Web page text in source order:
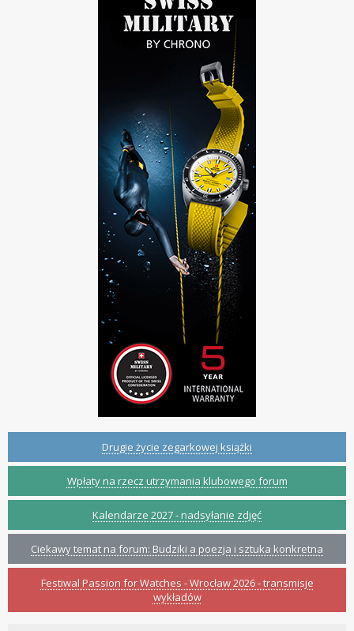
Drugie życie zegarkowej książki
Wpłaty na rzecz utrzymania klubowego forum
Kalendarze 2027 - nadsyłanie zdjęć
Ciekawy temat na forum: Budziki a poezja i sztuka konkretna
Festiwal Passion for Watches - Wrocław 2026 - transmisje
wykładów